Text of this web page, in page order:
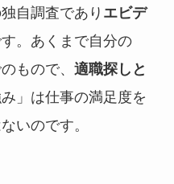
自調査であり エビデ
。あくまで自分の
もので、 適職探しと
」は仕事の満足度を
いのです。